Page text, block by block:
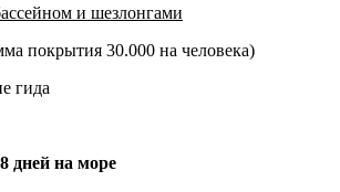
и шезлонгами
покрытия 30.000 на человека)
гида
8 дней на море